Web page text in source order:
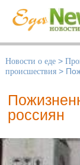
Новости о еде >
происшествия >
россиян